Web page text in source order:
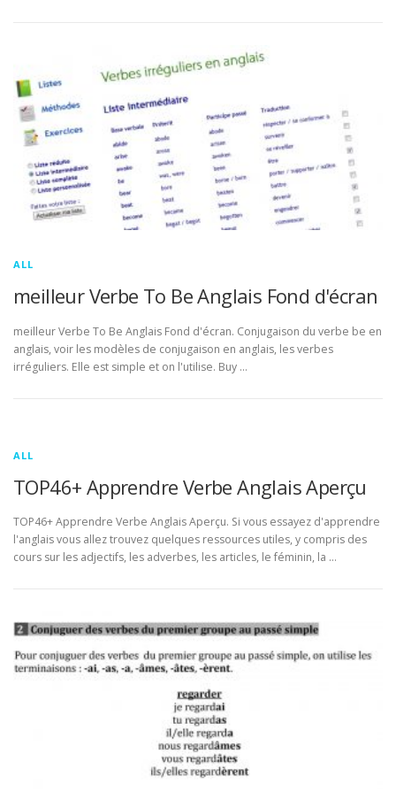
ALL
meilleur Verbe To Be Anglais Fond d'écran
meilleur Verbe To Be Anglais Fond d'écran. Conjugaison du verbe be en
anglais, voir les modèles de conjugaison en anglais, les verbes
irréguliers. Elle est simple et on l'utilise. Buy …
ALL
TOP46+ Apprendre Verbe Anglais Aperçu
TOP46+ Apprendre Verbe Anglais Aperçu. Si vous essayez d'apprendre
l'anglais vous allez trouvez quelques ressources utiles, y compris des
cours sur les adjectifs, les adverbes, les articles, le féminin, la …